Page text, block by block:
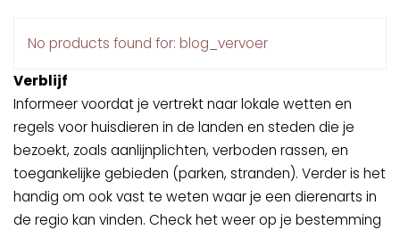
No products found for: blog_vervoer
Verblijf
Informeer voordat je vertrekt naar lokale wetten en
regels voor huisdieren in de landen en steden die je
bezoekt, zoals aanlijnplichten, verboden rassen, en
toegankelijke gebieden (parken, stranden). Verder is het
handig om ook vast te weten waar je een dierenarts in
de regio kan vinden. Check het weer op je bestemming